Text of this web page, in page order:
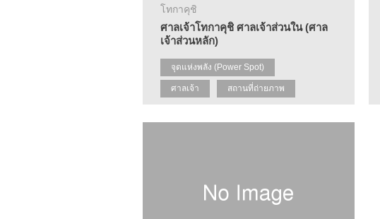
โทกาคุชิ
ศาลเจ้าโทกาคุชิ ศาลเจ้าส่วนใน (ศาล
เจ้าส่วนหลัก)
จุดแห่งพลัง (Power Spot)
ศาลเจ้า สถานที่ถ่ายภาพ